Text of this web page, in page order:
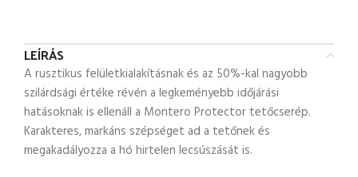
LEÍRÁS
A rusztikus felületkialakításnak és az 50%-kal nagyobb
szilárdsági értéke révén a legkeményebb időjárási
hatásoknak is ellenáll a Montero Protector tetőcserép.
Karakteres, markáns szépséget ad a tetőnek és
megakadályozza a hó hirtelen lecsúszását is.